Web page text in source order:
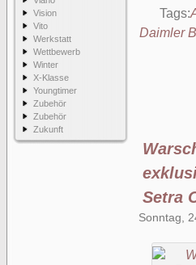
Vision
Vito
Werkstatt
Wettbewerb
Winter
X-Klasse
Youngtimer
Zubehör
Zubehör
Zukunft
Tags:
Daimler
Setra
Sonntag,